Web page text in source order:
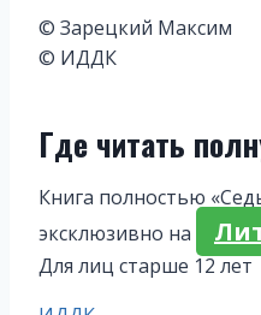
© Зарецкий Максим
© ИДДК
Где читать
Книга полностью
эксклюзивно на
Для лиц старше 12 лет